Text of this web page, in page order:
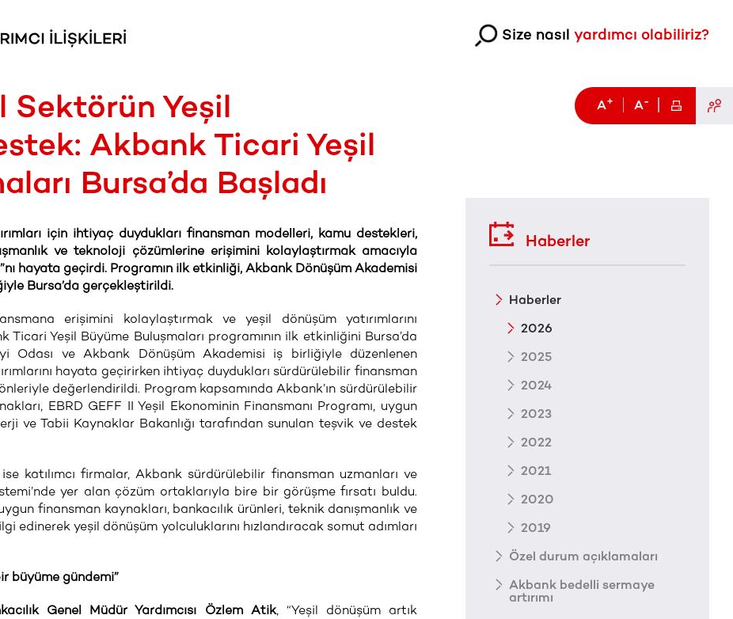
Size nasıl yardımcı olabiliriz?
Sektörün Yeşil
Akbank Ticari Yeşil
Bursa’da Başladı
için ihtiyaç duydukları finansman modelleri, kamu destekleri,
ve teknoloji çözümlerine erişimini kolaylaştırmak amacıyla
hayata geçirdi. Programın ilk etkinliği, Akbank Dönüşüm Akademisi
Bursa’da gerçekleştirildi.
erişimini kolaylaştırmak ve yeşil dönüşüm yatırımlarını
Ticari Yeşil Büyüme Buluşmaları programının ilk etkinliğini Bursa’da
Odası ve Akbank Dönüşüm Akademisi iş birliğiyle düzenlenen
hayata geçirirken ihtiyaç duydukları sürdürülebilir finansman
değerlendirildi. Program kapsamında Akbank’ın sürdürülebilir
EBRD GEFF II Yeşil Ekonominin Finansmanı Programı, uygun
ve Tabii Kaynaklar Bakanlığı tarafından sunulan teşvik ve destek
katılımcı firmalar, Akbank sürdürülebilir finansman uzmanları ve
yer alan çözüm ortaklarıyla bire bir görüşme fırsatı buldu.
finansman kaynakları, bankacılık ürünleri, teknik danışmanlık ve
edinerek yeşil dönüşüm yolculuklarını hızlandıracak somut adımları
büyüme gündemi”
Genel Müdür Yardımcısı Özlem Atik, “Yeşil dönüşüm artık
A+ A-
Haberler
Haberler
2026
2025
2024
2023
2022
2021
2020
2019
Özel durum açıklamaları
Akbank bedelli sermaye
artırımı